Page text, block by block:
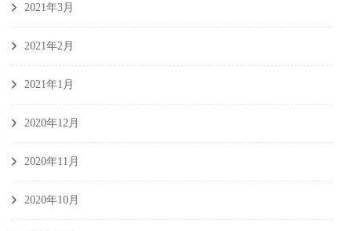
2021年3月
2021年2月
2021年1月
2020年12月
2020年11月
2020年10月